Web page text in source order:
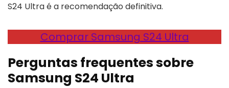
S24 Ultra é a recomendação definitiva.
Comprar Samsung S24 Ultra
Perguntas frequentes sobre
Samsung S24 Ultra